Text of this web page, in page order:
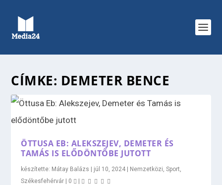
CÍMKE: DEMETER BENCE
ÖTTUSA EB: ALEKSZEJEV, DEMETER ÉS
TAMÁS IS ELŐDÖNTŐBE JUTOTT
készítette: Mátay Balázs júl 10, 2024 Nemzetközi,Sport,
Székesfehérvár
0